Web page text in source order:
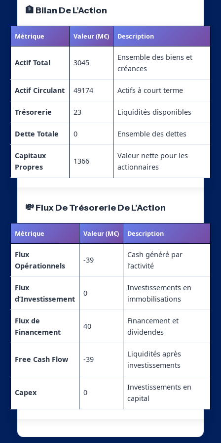
🏦 Bilan De L’Action
Métrique Valeur (M€) Description
Actif Total 3045
Ensemble des biens et
créances
Actif Circulant 49174 Actifs à court terme
Trésorerie 23 Liquidités disponibles
Dette Totale 0 Ensemble des dettes
Capitaux
Propres
1366
Valeur nette pour les
actionnaires
💸 Flux De Trésorerie De L’Action
Métrique Valeur (M€) Description
Flux
Opérationnels
-39
Cash généré par
l’activité
Flux
d’Investissement
0
Investissements en
immobilisations
Flux de
Financement
40
Financement et
dividendes
Free Cash Flow -39
Liquidités après
investissements
Capex 0
Investissements en
capital